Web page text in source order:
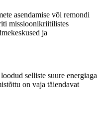
asendamise või remondi
missioonikriitilistes
ja
selliste suure energiaga
on vaja täiendavat